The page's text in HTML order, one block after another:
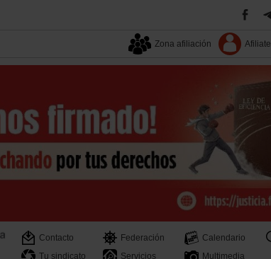
Zona afiliación Afiliate
Contacto Federación Calendario
Tu sindicato
Servicios Multimedia